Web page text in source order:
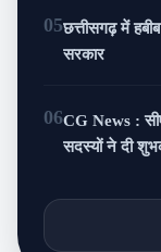
05छत्तीसगढ़ में
सरकार
06CG News :
सदस्यों ने दी